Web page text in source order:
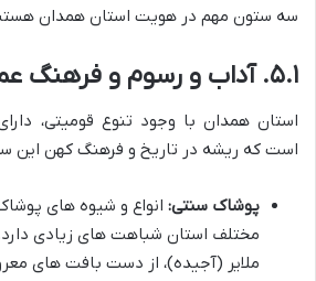
سه ستون مهم در هویت استان همدان
۵.۱. آداب و رسوم و فرهنگ عمومی
استان همدان با وجود تنوع قومیتی،
است که ریشه در تاریخ و فرهنگ کهن این
پوشاک سنتی: انواع و شیوه های
مختلف استان شباهت های زیادی دارد.
ملایر (آجیده)، از دست بافت های